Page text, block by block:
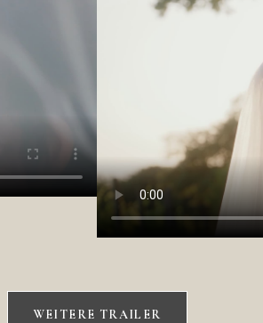
WEITERE TRAILER